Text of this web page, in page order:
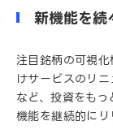
新機能を続
注目銘柄の可視
けサービスのリ
など、投資をも
機能を継続的にリ